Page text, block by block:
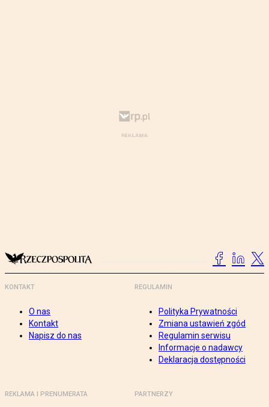
KONTAKT
O nas
Kontakt
Napisz do nas
REGULAMIN
Polityka Prywatności
Zmiana ustawień zgód
Regulamin serwisu
Informacje o nadawcy
Deklaracja dostępności
REKLAMA I PRENUMERATA PARTNERZY